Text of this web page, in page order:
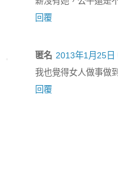
回覆
匿名 2013年1月25日
我也覺得女人做事做
回覆